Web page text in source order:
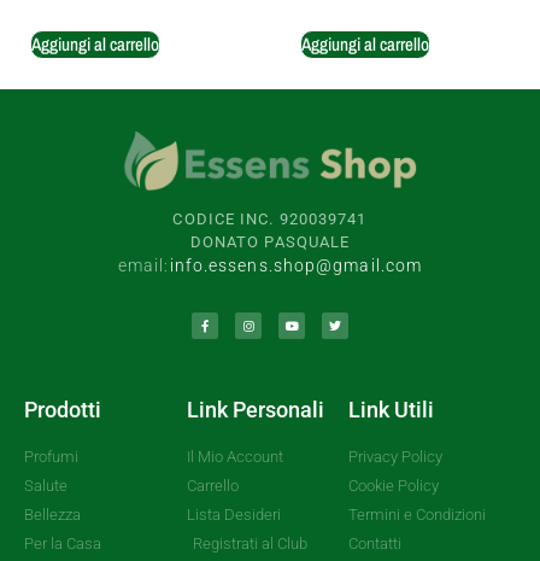
Aggiungi al carrello Aggiungi al carrello
CODICE INC. 920039741
DONATO PASQUALE
email: info.essens.shop@gmail.com
Prodotti
Profumi
Salute
Bellezza
Per la Casa
Link Personali
Il Mio Account
Carrello
Lista Desideri
Registrati al Club
Link Utili
Privacy Policy
Cookie Policy
Termini e Condizioni
Contatti